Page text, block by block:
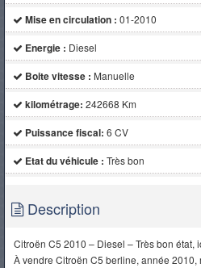
Mise en circulation : 01-2010
Energie : Diesel
Boite vitesse : Manuelle
kilométrage: 242668 Km
Puissance fiscal: 6 CV
Etat du véhicule : Très bon
Description
Citroën C5 2010 – Diesel – Très bon état,
À vendre Citroën C5 berline, année